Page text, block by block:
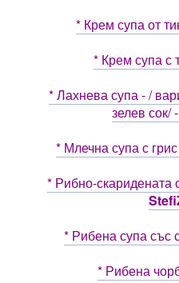
* Крем супа от
* Крем супа с
* Лахнева супа - /
зелев сок/ -
* Млечна супа с
* Рибно-скаридената
* Рибена супа със
* Рибена